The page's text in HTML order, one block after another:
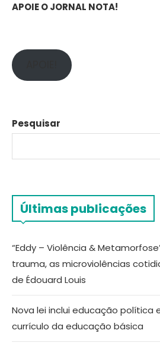
APOIE O JORNAL NOTA!
Pesquisar
Últimas publicações
“Eddy – Violência &
trauma, as microviolências
de Édouard Louis
Nova lei inclui educação política
currículo da educação básica